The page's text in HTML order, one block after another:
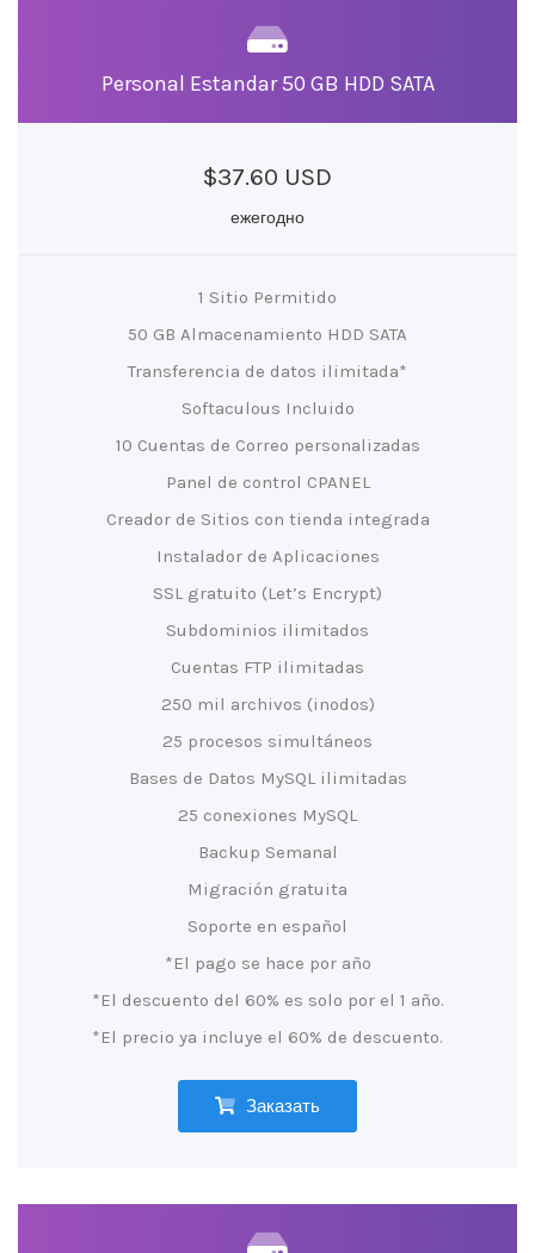
Personal Estandar 50 GB HDD SATA
$37.60 USD
ежегодно
1 Sitio Permitido
50 GB Almacenamiento HDD SATA
Transferencia de datos ilimitada*
Softaculous Incluido
10 Cuentas de Correo personalizadas
Panel de control CPANEL
Creador de Sitios con tienda integrada
Instalador de Aplicaciones
SSL gratuito (Let’s Encrypt)
Subdominios ilimitados
Cuentas FTP ilimitadas
250 mil archivos (inodos)
25 procesos simultáneos
Bases de Datos MySQL ilimitadas
25 conexiones MySQL
Backup Semanal
Migración gratuita
Soporte en español
*El pago se hace por año
*El descuento del 60% es solo por el 1 año.
*El precio ya incluye el 60% de descuento.
Заказать